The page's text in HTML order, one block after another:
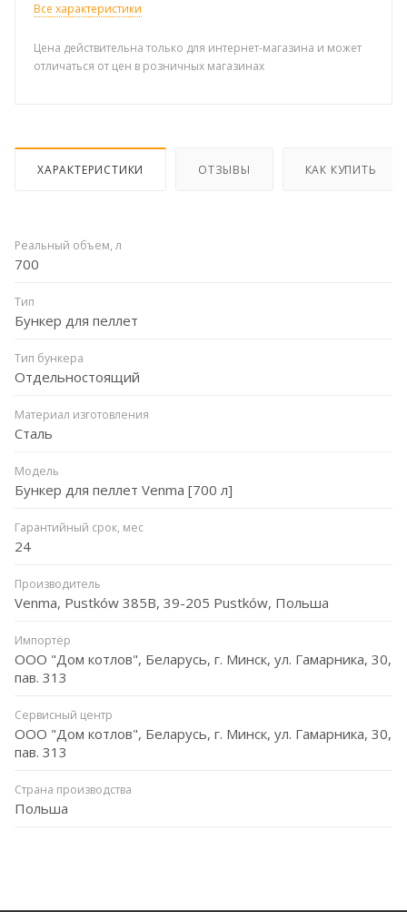
Все характеристики
Цена действительна только для интернет-магазина и может
отличаться от цен в розничных магазинах
ХАРАКТЕРИСТИКИ ОТЗЫВЫ КАК КУПИТЬ
Реальный объем, л
700
Тип
Бункер для пеллет
Тип бункера
Отдельностоящий
Материал изготовления
Сталь
Модель
Бункер для пеллет Venma [700 л]
Гарантийный срок, мес
24
Производитель
Venma, Pustków 385B, 39-205 Pustków, Польша
Импортёр
ООО "Дом котлов", Беларусь, г. Минск, ул. Гамарника, 30,
пав. 313
Сервисный центр
ООО "Дом котлов", Беларусь, г. Минск, ул. Гамарника, 30,
пав. 313
Страна производства
Польша